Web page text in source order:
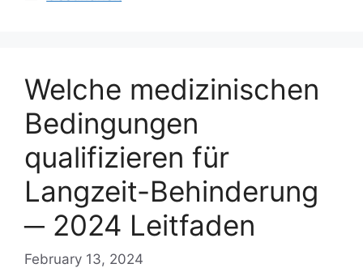
Welche medizinischen
Bedingungen
qualifizieren für
Langzeit-Behinderung
─ 2024 Leitfaden
February 13, 2024